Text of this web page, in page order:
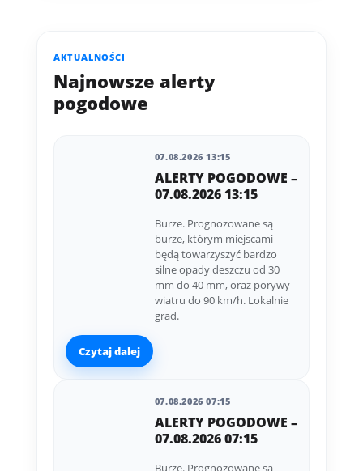
AKTUALNOŚCI
Najnowsze alerty
pogodowe
07.08.2026 13:15
ALERTY POGODOWE –
07.08.2026 13:15
Burze. Prognozowane są
burze, którym miejscami
będą towarzyszyć bardzo
silne opady deszczu od 30
mm do 40 mm, oraz porywy
wiatru do 90 km/h. Lokalnie
grad.
Czytaj dalej
07.08.2026 07:15
ALERTY POGODOWE –
07.08.2026 07:15
Burze. Prognozowane są